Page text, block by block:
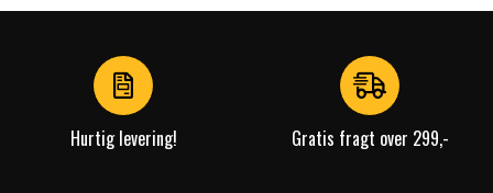
1
Hurtig levering! Gratis fragt over 299,-